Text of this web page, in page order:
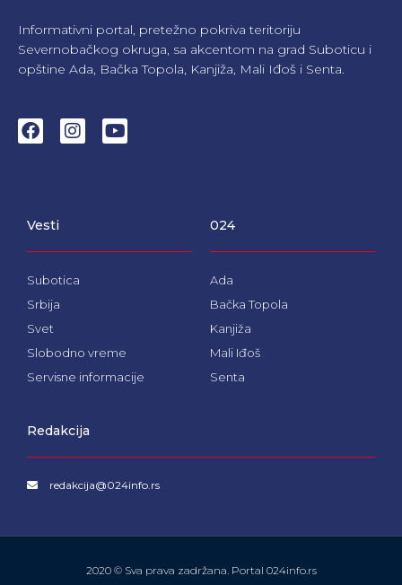
Informativni portal, pretežno pokriva teritoriju
Severnobačkog okruga, sa akcentom na grad Suboticu i
opštine Ada, Bačka Topola, Kanjiža, Mali Iđoš i Senta.
F
a
o
o
k
I
n
a
Y
o
Vesti
Subotica
Srbija
Svet
Slobodno vreme
Servisne informacije
024
Ada
Bačka Topola
Kanjiža
Mali Iđoš
Senta
Redakcija
redakcija@024info.rs
2020 © Sva prava zadržana. Portal 024info.rs